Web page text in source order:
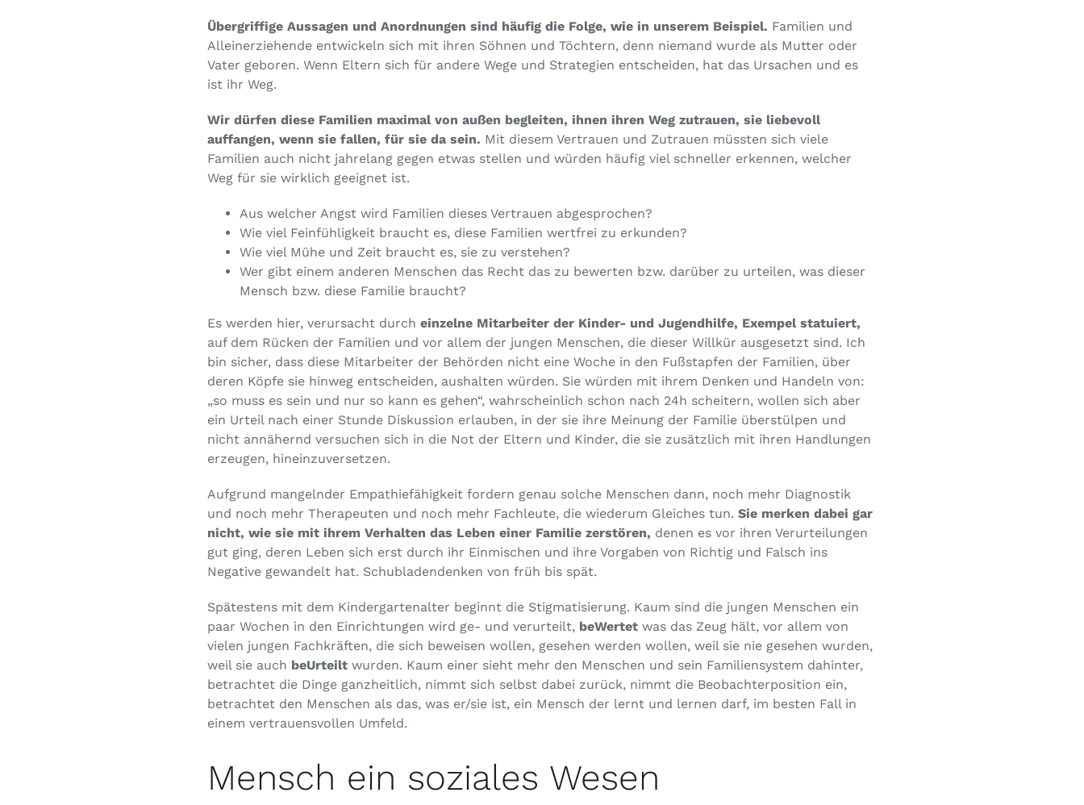
Übergriffige Aussagen und Anordnungen sind häufig die Folge, wie in unserem Beispiel. Familien und
Alleinerziehende entwickeln sich mit ihren Söhnen und Töchtern, denn niemand wurde als Mutter oder
Vater geboren. Wenn Eltern sich für andere Wege und Strategien entscheiden, hat das Ursachen und es
ist ihr Weg.
Wir dürfen diese Familien maximal von außen begleiten, ihnen ihren Weg zutrauen, sie liebevoll
auffangen, wenn sie fallen, für sie da sein. Mit diesem Vertrauen und Zutrauen müssten sich viele
Familien auch nicht jahrelang gegen etwas stellen und würden häufig viel schneller erkennen, welcher
Weg für sie wirklich geeignet ist.
Aus welcher Angst wird Familien dieses Vertrauen abgesprochen?
Wie viel Feinfühligkeit braucht es, diese Familien wertfrei zu erkunden?
Wie viel Mühe und Zeit braucht es, sie zu verstehen?
Wer gibt einem anderen Menschen das Recht das zu bewerten bzw. darüber zu urteilen, was dieser
Mensch bzw. diese Familie braucht?
Es werden hier, verursacht durcheinzelne Mitarbeiter der Kinder- und Jugendhilfe, Exempel statuiert,
auf dem Rücken der Familien und vor allem der jungen Menschen, die dieser Willkür ausgesetzt sind. Ich
bin sicher, dass diese Mitarbeiter der Behörden nicht eine Woche in den Fußstapfen der Familien, über
deren Köpfe sie hinweg entscheiden, aushalten würden. Sie würden mit ihrem Denken und Handeln von:
„so muss es sein und nur so kann es gehen“, wahrscheinlich schon nach 24h scheitern, wollen sich aber
ein Urteil nach einer Stunde Diskussion erlauben, in der sie ihre Meinung der Familie überstülpen und
nicht annähernd versuchen sich in die Not der Eltern und Kinder, die sie zusätzlich mit ihren Handlungen
erzeugen, hineinzuversetzen.
Aufgrund mangelnder Empathiefähigkeit fordern genau solche Menschen dann, noch mehr Diagnostik
und noch mehr Therapeuten und noch mehr Fachleute, die wiederum Gleiches tun.Sie merken dabei gar
nicht, wie sie mit ihrem Verhalten das Leben einer Familie zerstören, denen es vor ihren Verurteilungen
gut ging, deren Leben sich erst durch ihr Einmischen und ihre Vorgaben von Richtig und Falsch ins
Negative gewandelt hat. Schubladendenken von früh bis spät.
Spätestens mit dem Kindergartenalter beginnt die Stigmatisierung. Kaum sind die jungen Menschen ein
paar Wochen in den Einrichtungen wird ge- und verurteilt, beWertet was das Zeug hält, vor allem von
vielen jungen Fachkräften, die sich beweisen wollen, gesehen werden wollen, weil sie nie gesehen wurden,
weil sie auch beUrteilt wurden. Kaum einer sieht mehr den Menschen und sein Familiensystem dahinter,
betrachtet die Dinge ganzheitlich, nimmt sich selbst dabei zurück, nimmt die Beobachterposition ein,
betrachtet den Menschen als das, was er/sie ist, ein Mensch der lernt und lernen darf, im besten Fall in
einem vertrauensvollen Umfeld.
Mensch ein soziales Wesen